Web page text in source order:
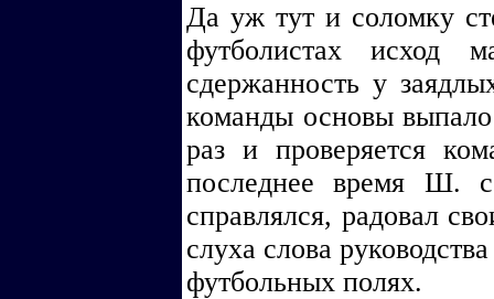
Да уж тут и соломку
футболистах исход
сдержанность у
команды основы
раз и проверяется
последнее время Ш.
справлялся, радовал
слуха слова
футбольных полях.